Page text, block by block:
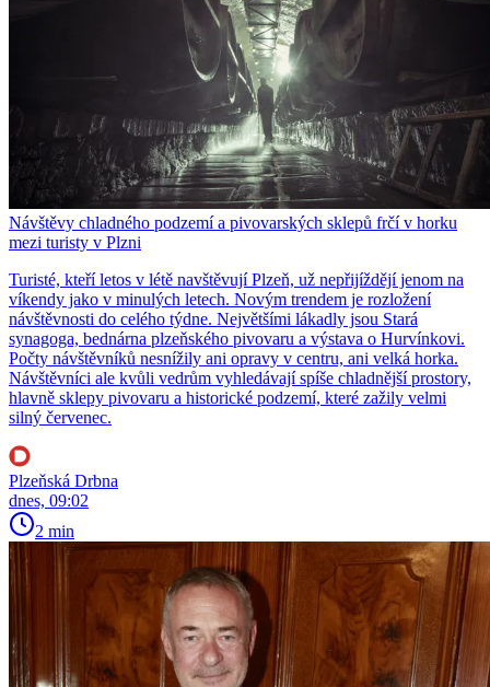
Návštěvy chladného podzemí a pivovarských sklepů frčí v horku
mezi turisty v Plzni
Turisté, kteří letos v létě navštěvují Plzeň, už nepřijíždějí jenom na
víkendy jako v minulých letech. Novým trendem je rozložení
návštěvnosti do celého týdne. Největšími lákadly jsou Stará
synagoga, bednárna plzeňského pivovaru a výstava o Hurvínkovi.
Počty návštěvníků nesnížily ani opravy v centru, ani velká horka.
Návštěvníci ale kvůli vedrům vyhledávají spíše chladnější prostory,
hlavně sklepy pivovaru a historické podzemí, které zažily velmi
silný červenec.
Plzeňská Drbna
dnes, 09:02
2 min